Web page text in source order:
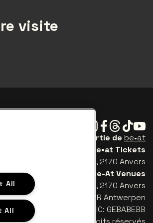
visite
Instagram
Facebook
Threads
Tiktok
Be•at Tickets fait partie de be•at
be•at Tickets
Schijnpoortweg 119, 2170 Anvers
Be-At Venues
Schijnpoortweg 119, 2170 Anvers
(BE) 0461.051.688 - RPR Antwerpen
2200 4925 0067 - BIC: GEBABEBB
All
All